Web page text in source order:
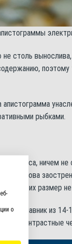
столь
рыбками.
окраса, ничем
Голова
их размер
плавник из
Контрастные
о